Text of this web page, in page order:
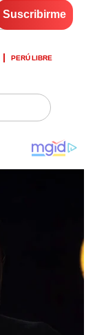
PERÚ LIBRE